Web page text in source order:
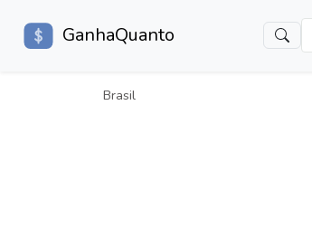
GanhaQuanto
Brasil